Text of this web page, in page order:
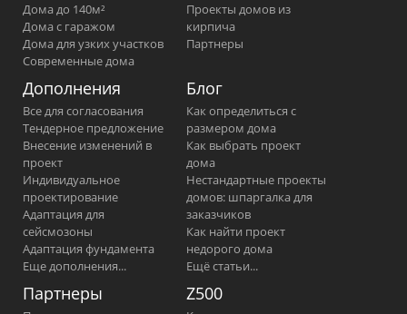
Дома до 140м²
Дома с гаражом
Дома для узких участков
Современные дома
Проекты домов из
кирпича
Партнеры
Дополнения
Все для согласования
Тендерное предложение
Внесение изменений в
проект
Индивидуальное
проектирование
Адаптация для
сейсмозоны
Адаптация фундамента
Еще дополнения...
Блог
Как определиться с
размером дома
Как выбрать проект
дома
Нестандартные проекты
домов: шпаргалка для
заказчиков
Как найти проект
недорого дома
Ещё статьи...
Партнеры Z500